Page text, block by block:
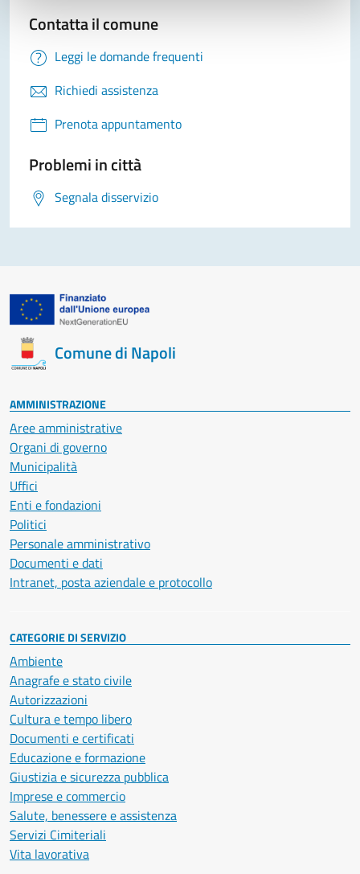
Contatta il comune
Leggi le domande frequenti
Richiedi assistenza
Prenota appuntamento
Problemi in città
Segnala disservizio
Comune di Napoli
AMMINISTRAZIONE
Aree amministrative
Organi di governo
Municipalità
Uffici
Enti e fondazioni
Politici
Personale amministrativo
Documenti e dati
Intranet, posta aziendale e protocollo
CATEGORIE DI SERVIZIO
Ambiente
Anagrafe e stato civile
Autorizzazioni
Cultura e tempo libero
Documenti e certificati
Educazione e formazione
Giustizia e sicurezza pubblica
Imprese e commercio
Salute, benessere e assistenza
Servizi Cimiteriali
Vita lavorativa